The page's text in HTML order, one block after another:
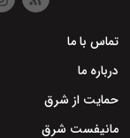
تماس با ما
درباره ما
حمایت از شرق
مانیفست شرق